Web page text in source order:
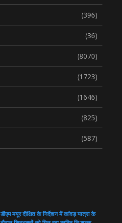
(396)
(36)
(8070)
(1723)
(1646)
(825)
(587)
डीएम मयूर दीक्षित के निर्देशन में कांवड़ यात्रा के